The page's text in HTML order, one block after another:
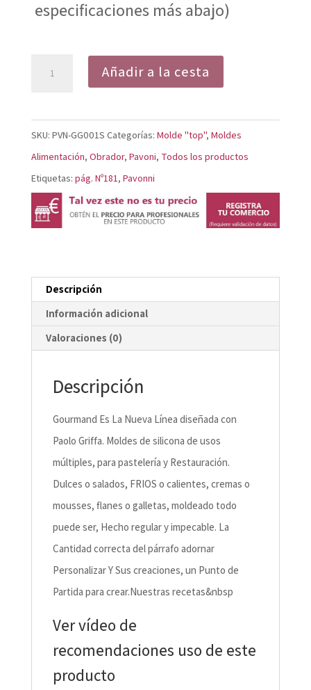
especificaciones más abajo)
GG001S
cantidad
Añadir a la cesta
SKU: PVN-GG001S Categorías: Molde "top", Moldes
Alimentación, Obrador, Pavoni, Todos los productos
Etiquetas: pág. Nº181, Pavonni
Descripción
Información adicional
Valoraciones (0)
Descripción
Gourmand Es La Nueva Línea diseñada con
Paolo Griffa. Moldes de silicona de usos
múltiples, para pastelería y Restauración.
Dulces o salados, FRIOS o calientes, cremas o
mousses, flanes o galletas, moldeado todo
puede ser, Hecho regular y impecable. La
Cantidad correcta del párrafo adornar
Personalizar Y Sus creaciones, un Punto de
Partida para crear.Nuestras recetas&nbsp
Ver vídeo de
recomendaciones uso de este
producto